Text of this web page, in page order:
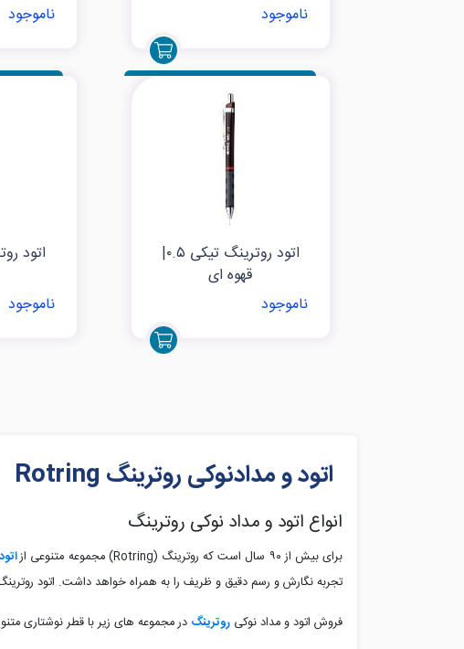
ناموجود ناموجود
اتود روترینگ تیکی ۰.۵|
قهوه ای
ناموجود
ناموجود
اتود و مدادنوکی روترینگ Rotring
انواع اتود و مداد نوکی روترینگ
برای بیش از ۹۰ سال است که روترینگ ( Rotring) مجموعه متنوعی ازاتود
تجربه نگارش و رسم دقیق و ظریف را به همراه خواهد داشت. اتود
فروش اتود و مداد نوکی روترینگ در مجموعه های زیر با قطر نوشتاری متنوع شامل ۰.۳، ۰.۵، ۰.۷ و ۰.۹